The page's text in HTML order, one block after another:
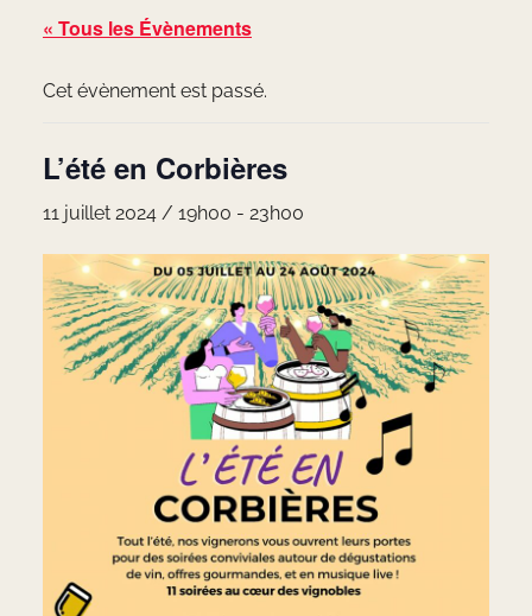
« Tous les Évènements
Cet évènement est passé.
L’été en Corbières
11 juillet 2024 / 19h00 - 23h00